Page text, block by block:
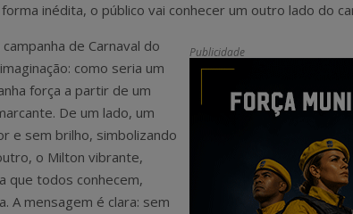
inédita, o público vai conhecer um outro lado do
Publicidade
de Carnaval do
como seria um
força a partir de um
De um lado, um
e sem brilho, simbolizando
o Milton vibrante,
que todos conhecem,
A mensagem é clara: sem